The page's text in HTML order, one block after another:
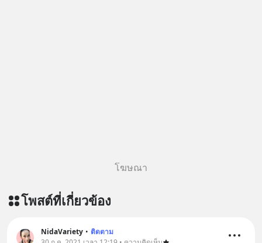
โฆษณา
โพสต์ที่เกี่ยวข้อง
NidaVariety • ติดตาม